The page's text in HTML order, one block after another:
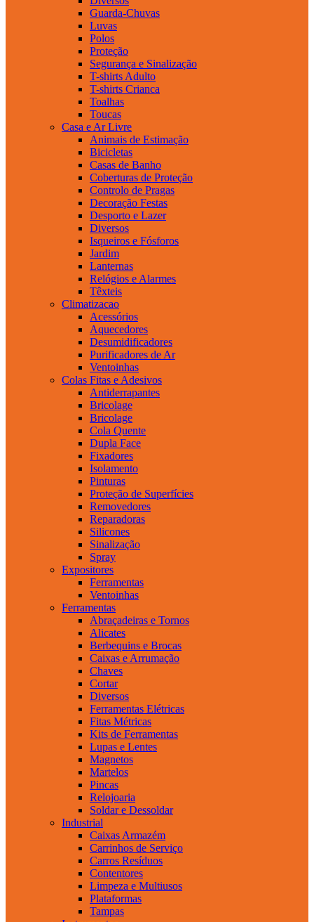
Guarda-Chuvas
Luvas
Polos
Proteção
Segurança e Sinalização
T-shirts Adulto
T-shirts Crianca
Toalhas
Toucas
Casa e Ar Livre
Animais de Estimação
Bicicletas
Casas de Banho
Coberturas de Proteção
Controlo de Pragas
Decoração Festas
Desporto e Lazer
Diversos
Isqueiros e Fósforos
Jardim
Lanternas
Relógios e Alarmes
Têxteis
Climatizacao
Acessórios
Aquecedores
Desumidificadores
Purificadores de Ar
Ventoinhas
Colas Fitas e Adesivos
Antiderrapantes
Bricolage
Bricolage
Cola Quente
Dupla Face
Fixadores
Isolamento
Pinturas
Proteção de Superfícies
Removedores
Reparadoras
Silicones
Sinalização
Spray
Expositores
Ferramentas
Ventoinhas
Ferramentas
Abraçadeiras e Tornos
Alicates
Berbequins e Brocas
Caixas e Arrumação
Chaves
Cortar
Diversos
Ferramentas Elétricas
Fitas Métricas
Kits de Ferramentas
Lupas e Lentes
Magnetos
Martelos
Pincas
Relojoaria
Soldar e Dessoldar
Industrial
Caixas Armazém
Carrinhos de Serviço
Carros Resíduos
Contentores
Limpeza e Multiusos
Plataformas
Tampas